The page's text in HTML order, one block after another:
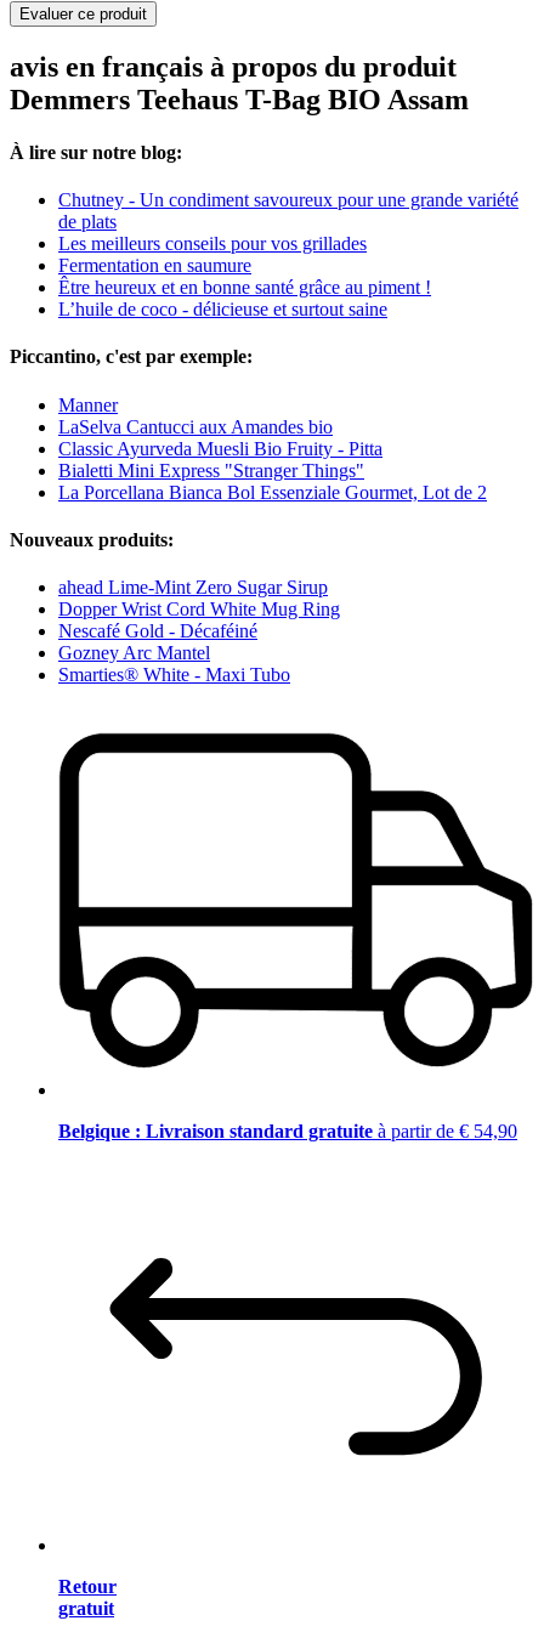
Evaluer ce produit
avis en français à propos du produit
Demmers Teehaus T-Bag BIO Assam
À lire sur notre blog:
Chutney - Un condiment savoureux pour une grande variété
de plats
Les meilleurs conseils pour vos grillades
Fermentation en saumure
Être heureux et en bonne santé grâce au piment !
L’huile de coco - délicieuse et surtout saine
Piccantino, c'est par exemple:
Manner
LaSelva Cantucci aux Amandes bio
Classic Ayurveda Muesli Bio Fruity - Pitta
Bialetti Mini Express "Stranger Things"
La Porcellana Bianca Bol Essenziale Gourmet, Lot de 2
Nouveaux produits:
ahead Lime-Mint Zero Sugar Sirup
Dopper Wrist Cord White Mug Ring
Nescafé Gold - Décaféiné
Gozney Arc Mantel
Smarties® White - Maxi Tubo
Belgique : Livraison standard gratuite à partir de € 54,90
Retour
gratuit